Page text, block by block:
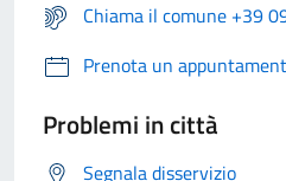
Chiama il comune +39
Prenota un
Problemi in città
Segnala disservizio